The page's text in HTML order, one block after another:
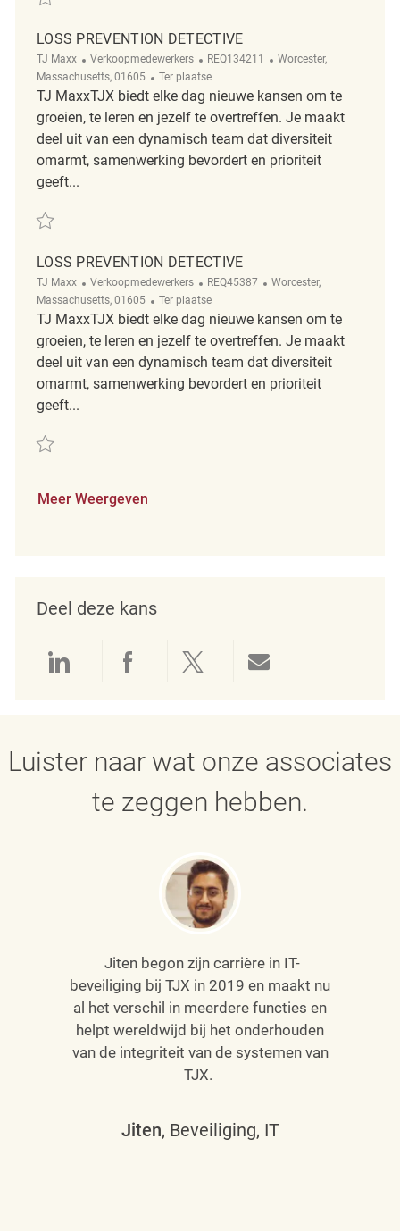
LOSS PREVENTION DETECTIVE
TJ Maxx Categorie
Verkoopmedewerkers ReqId
REQ134211 Plaats
Worcester,
Massachusetts, 01605
Afgelegen
Ter plaatse
TJ MaxxTJX biedt elke dag nieuwe kansen om te
groeien, te leren en jezelf te overtreffen. Je maakt
deel uit van een dynamisch team dat diversiteit
omarmt, samenwerking bevordert en prioriteit
geeft...
Redden Loss Prevention Detective REQ134211
LOSS PREVENTION DETECTIVE
TJ Maxx Categorie
Verkoopmedewerkers ReqId
REQ45387 Plaats
Worcester,
Massachusetts, 01605
Afgelegen
Ter plaatse
TJ MaxxTJX biedt elke dag nieuwe kansen om te
groeien, te leren en jezelf te overtreffen. Je maakt
deel uit van een dynamisch team dat diversiteit
omarmt, samenwerking bevordert en prioriteit
geeft...
Redden Loss Prevention Detective REQ45387
Meer Weergeven
Deel deze kans
Delen via LinkedIn
Delen via Facebook
Delen via twitter
Luister naar wat onze associates
te zeggen hebben.
Jiten begon zijn carrière in IT-
beveiliging bij TJX in 2019 en maakt nu
al het verschil in meerdere functies en
helpt wereldwijd bij het onderhouden
van de integriteit van de systemen van
TJX.
Jiten, Beveiliging, IT